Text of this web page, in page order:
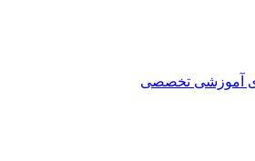
آموزشی تخصصی